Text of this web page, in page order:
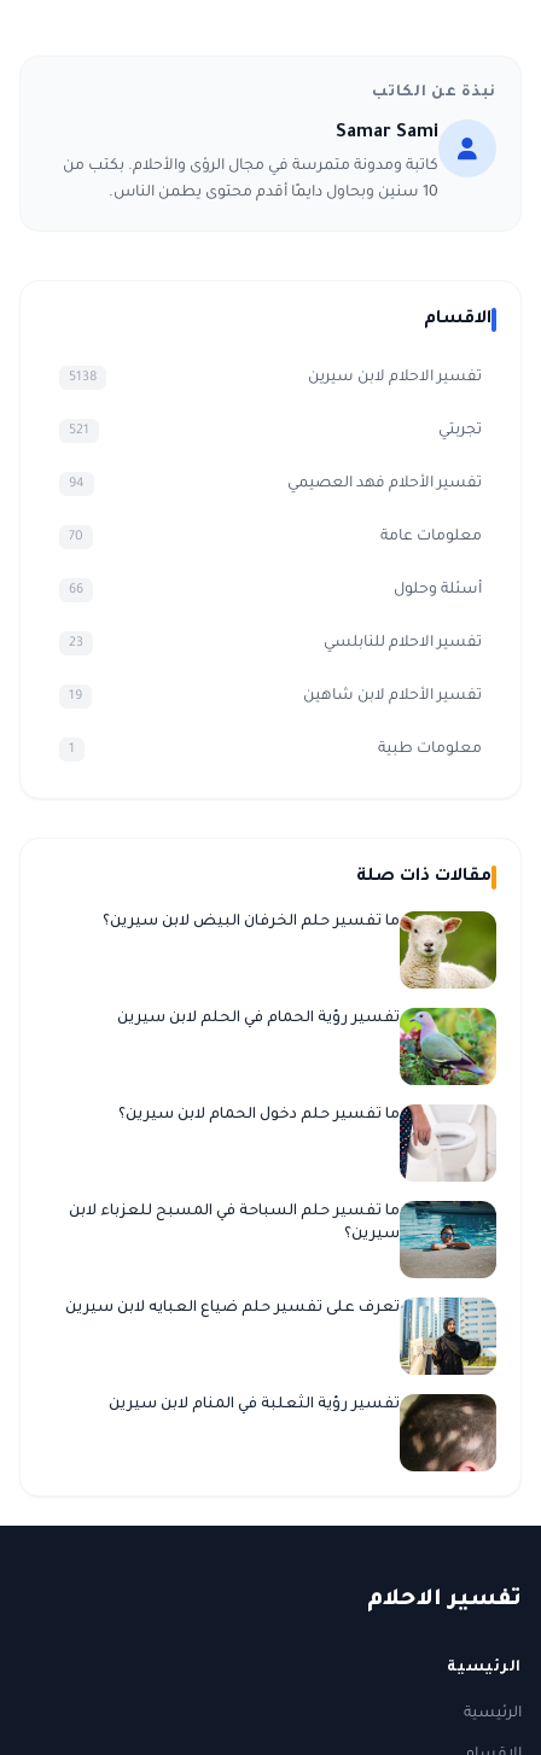
نبذة عن الكاتب
Samar Sami
كاتبة ومدونة متمرسة في مجال الرؤى والأحلام. بكتب من
10 سنين وبحاول دايمًا أقدم محتوى يطمن الناس.
الاقسام
تفسير الاحلام لابن سيرين 5138
تجربتي 521
تفسير الأحلام فهد العصيمي 94
معلومات عامة 70
أسئلة وحلول 66
تفسير الاحلام للنابلسي 23
تفسير الأحلام لابن شاهين 19
معلومات طبية 1
مقالات ذات صلة
ما تفسير حلم الخرفان البيض لابن سيرين؟
تفسير رؤية الحمام في الحلم لابن سيرين
ما تفسير حلم دخول الحمام لابن سيرين؟
ما تفسير حلم السباحة في المسبح للعزباء لابن
سيرين؟
تعرف على تفسير حلم ضياع العبايه لابن سيرين
تفسير رؤية الثعلبة في المنام لابن سيرين
تفسير الاحلام
الرئيسية
الرئيسية